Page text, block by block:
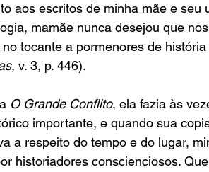
aos escritos de minha mãe e seu
mamãe nunca desejou que
tocante a pormenores de
, v. 3, p. 446).
O Grande Conflito, ela fazia às
importante, e quando sua
a respeito do tempo e do lugar,
historiadores conscienciosos.